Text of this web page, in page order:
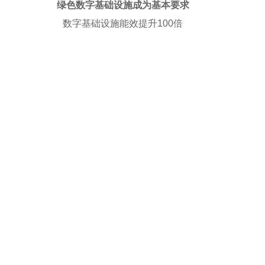
绿色数字基础设施成为基本要求
数字基础设施能效提升100倍